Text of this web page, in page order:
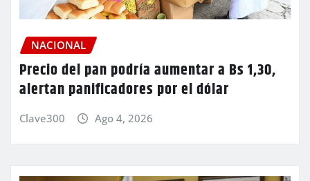
NACIONAL
Precio del pan podría aumentar a Bs 1,30,
alertan panificadores por el dólar
Clave300 Ago 4, 2026